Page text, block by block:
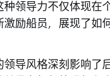
种领导力不仅体现在
激励船员，展现了如
领导风格深刻影响了